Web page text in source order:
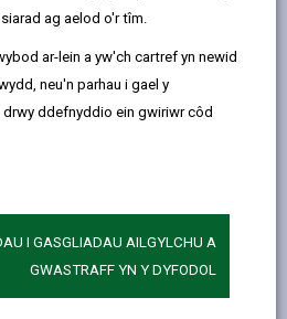
ag aelod o'r tîm.
ar-lein a yw'ch cartref yn newid
neu'n parhau i gael y
ddefnyddio ein gwiriwr côd
I GASGLIADAU AILGYLCHU A
GWASTRAFF YN Y DYFODOL
am blentyn, fe welwch ragor o
a phwy i gysylltu ag ef yn